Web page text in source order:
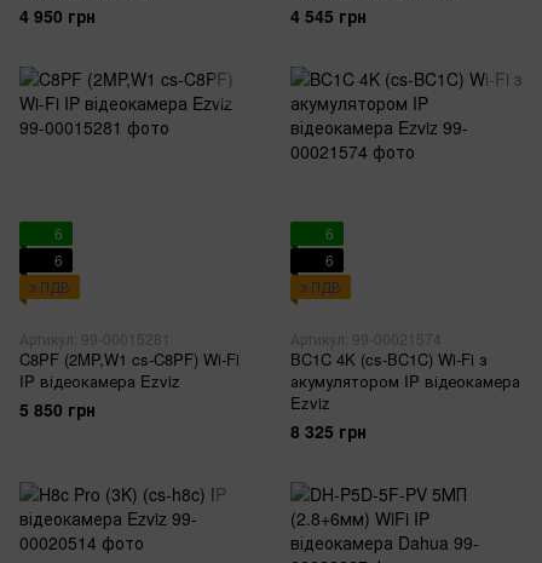
4 950 грн 4 545 грн
6
6
з ПДВ
Артикул: 99-00015281
C8PF (2MP,W1 cs-C8PF) Wi-Fi
IP відеокамера Ezviz
5 850 грн
6
6
з ПДВ
Артикул: 99-00021574
BC1C 4K (cs-BC1C) Wi-Fi з
акумулятором IP відеокамера
Ezviz
8 325 грн